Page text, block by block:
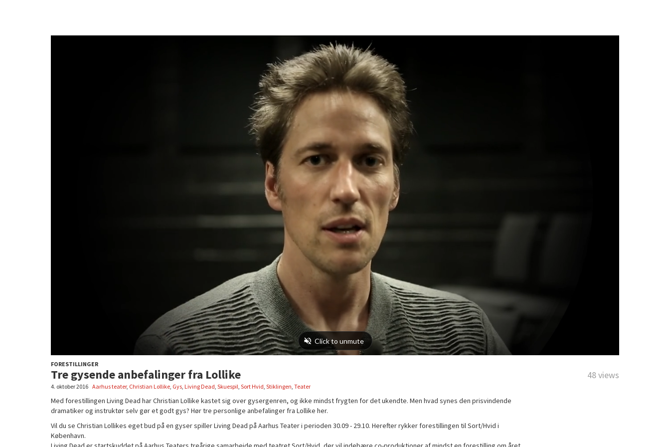
FORESTILLINGER
Tre gysende anbefalinger fra Lollike 48 views
4. oktober 2016 Aarhus teater, Christian Lollike, Gys, Living Dead, Skuespil, Sort Hvid, Stiklingen, Teater
Med forestillingen Living Dead har Christian Lollike kastet sig over gysergenren, og ikke mindst frygten for det ukendte. Men hvad synes den prisvindende
dramatiker og instruktør selv gør et godt gys? Hør tre personlige anbefalinger fra Lollike her.
Vil du se Christian Lollikes eget bud på en gyser spiller Living Dead på Aarhus Teater i perioden 30.09 - 29.10. Herefter rykker forestillingen til Sort/Hvid i
København.